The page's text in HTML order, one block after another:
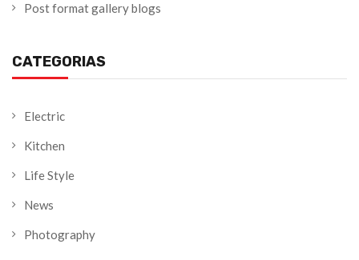
Post format gallery blogs
CATEGORIAS
Electric
Kitchen
Life Style
News
Photography